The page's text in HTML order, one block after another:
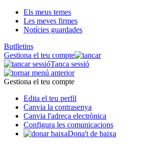
Els meus temes
Les meves firmes
Notícies guardades
Butlletins
Gestiona el teu compte
Tanca sessió
Gestiona el teu compte
Edita el teu perfil
Canvia la contrasenya
Canvia l'adreça electrònica
Configura les comunicacions
Dona't de baixa